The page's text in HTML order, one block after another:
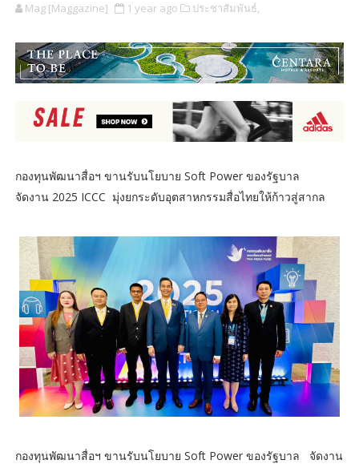
Mag [Maggazine] 1 year ago ประชาสัมพันธ์,
กองทุนพัฒนาสื่อฯ ขานรับนโยบาย Soft Power ของรัฐบาล
จัดงาน 2025 ICCC มุ่งยกระดับอุตสาหกรรมสื่อไทยให้ก้าวสู่สากล
กองทุนพัฒนาสื่อฯ ขานรับนโยบาย Soft Power ของรัฐบาล จัดงาน